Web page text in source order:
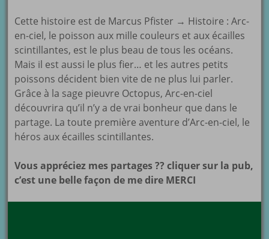
Cette histoire est de Marcus Pfister → Histoire : Arc-
en-ciel, le poisson aux mille couleurs et aux écailles
scintillantes, est le plus beau de tous les océans.
Mais il est aussi le plus fier… et les autres petits
poissons décident bien vite de ne plus lui parler.
Grâce à la sage pieuvre Octopus, Arc-en-ciel
découvrira qu’il n’y a de vrai bonheur que dans le
partage. La toute première aventure d’Arc-en-ciel, le
héros aux écailles scintillantes.
Vous appréciez mes partages ?? cliquer sur la pub,
c’est une belle façon de me dire MERCI